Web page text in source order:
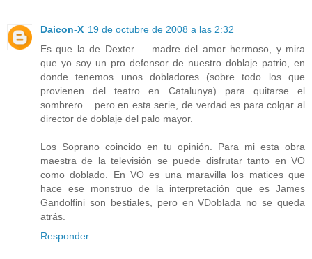
Daicon-X 19 de octubre de 2008 a las 2:32
Es que la de Dexter ... madre del amor hermoso, y mira
que yo soy un pro defensor de nuestro doblaje patrio, en
donde tenemos unos dobladores (sobre todo los que
provienen del teatro en Catalunya) para quitarse el
sombrero... pero en esta serie, de verdad es para colgar al
director de doblaje del palo mayor.
Los Soprano coincido en tu opinión. Para mi esta obra
maestra de la televisión se puede disfrutar tanto en VO
como doblado. En VO es una maravilla los matices que
hace ese monstruo de la interpretación que es James
Gandolfini son bestiales, pero en VDoblada no se queda
atrás.
Responder